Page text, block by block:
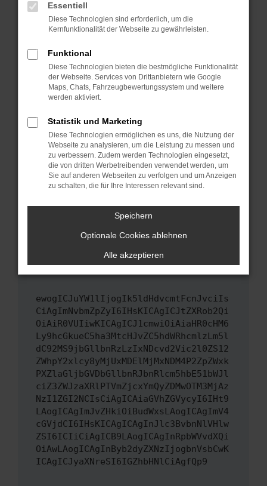
können das Laden bestimmter Seiten
verhindern. Funktioniert die Seite in einem
anderen Browser oder in einem privaten
Starte dein Gerät neu.
Das kann manchmal helfen, vorübergehende
Probleme zu beheben.
Betriebssystem auf dem neuesten Stand
sind.
Veraltete Software birgt nicht nur ein
Sicherheitsrisiko, sondern kann auch dazu
führen, dass bestimmte Funktionen nicht mehr
unterstützt werden.
Wende dich an den Webseitenbetreiber.
Wenn du alle oben genannten Schritte versucht
hast, kontaktiere uns bitte. Wir werden
versuchen, das Problem zu beheben. Du kannst
uns diesen Text schicken, um uns bei der
ewogICJuYW1lIjogIk5ldHdvcmtFcnJvciIs
CiAgImNvbmZpZyI6IHsKICAgICJtZXRob2Qi
OiAiR0VUIiwKICAgICJ1cmwiOiAiaHR0cHM6
Ly9hcGkueC5ha3MtcHJvZC5hdWRhcmlzLm5l
dC92MS9jbGllbnRzLzIxNDcvd2Vic2l0ZS12
ZWhpY2xlcy8yMjUxMDElMjMxNDM4P2ZpZWxk
PXZlaGljbGVDbGllbnRJbnRlcm5hbE51bWJl
ciZ3ZWJzaXRlPTVmZjcxYmQyZDMwOTM3MjAz
NzI1ZGI2NCIsCiAgICAiaGVhZGVycyI6IHt9
LAogICAgImJvZHkiOiBudWxsLAogICAgImV4
cGVjdCI6IHsKICAgICAgInJlc3BvbnNlVHlw
ZSI6ICIiCiAgICB9LAogICAgInRpbWVvdXQi
OiAwLAogICAgInByb2dyZXNzIjogbnVsbCwK
ICAgICJyaXNreSI6IGZhbHNlCiAgfQp9
Essentiell
Diese Technologien sind erforderlich, um die
Kernfunktionalität der Webseite zu gewährleisten.
Funktional
Diese Technologien bieten die bestmögliche Funktionalität
der Webseite. Services von Drittanbietern wie Google
Maps, Chats, Fahrzeugbewertungssystem und weitere
werden aktiviert.
Statistik und Marketing
Diese Technologien ermöglichen es uns, die Nutzung der
Webseite zu analysieren, um die Leistung zu messen und
zu verbessern. Zudem werden Technologien eingesetzt,
die von dritten Werbetreibenden verwendet werden, um
Sie auf anderen Webseiten zu verfolgen und um Anzeigen
zu schalten, die für Ihre Interessen relevant sind.
Speichern
Optionale Cookies ablehnen
Alle akzeptieren